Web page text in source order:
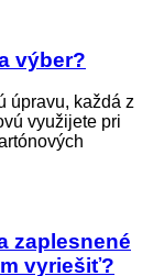
výber?
úpravu, každá z
využijete pri
zaplesnené
vyriešiť?